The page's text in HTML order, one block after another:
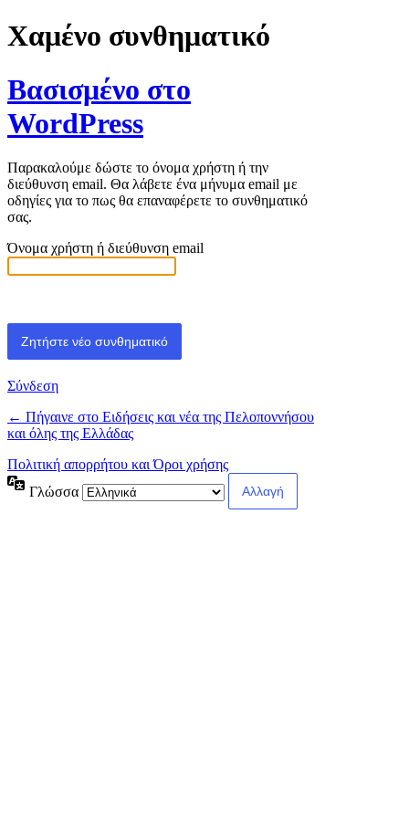
Χαμένο συνθηματικό
Βασισμένο στο
WordPress
Παρακαλούμε δώστε το όνομα χρήστη ή την
διεύθυνση email. Θα λάβετε ένα μήνυμα email με
οδηγίες για το πως θα επαναφέρετε το συνθηματικό
σας.
Όνομα χρήστη ή διεύθυνση email
Σύνδεση
← Πήγαινε στο Ειδήσεις και νέα της Πελοποννήσου
και όλης της Ελλάδας
Πολιτική απορρήτου και Όροι χρήσης
Γλώσσα